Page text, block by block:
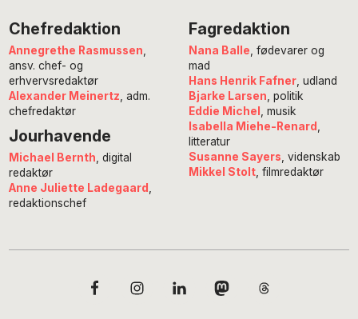
Chefredaktion
Annegrethe Rasmussen,
ansv. chef- og
erhvervsredaktør
Alexander Meinertz, adm.
chefredaktør
Jourhavende
Michael Bernth , digital
redaktør
Anne Juliette Ladegaard
redaktionschef
Fagredaktion
Nana Balle, fødevarer og
mad
Hans Henrik Fafner, udland
Bjarke Larsen, politik
Eddie Michel , musik
Isabella Miehe-Renard ,
litteratur
Susanne Sayers, videnskab
Mikkel Stolt, filmredaktør